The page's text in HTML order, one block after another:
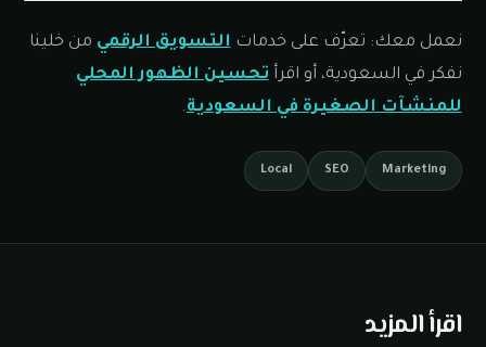
نعمل معك: تعرّف على خدماتالتسويق الرقميمن خلينا
نفكر في السعودية، أو اقرأتحسين الظهور المحلي
للمنشآت الصغيرة في السعودية.
Marketing
SEO
Local
اقرأ المزيد